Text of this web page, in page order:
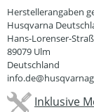
Herstellerangaben
Husqvarna
Hans-Lorenser-
89079 Ulm
Deutschland
Inklusive